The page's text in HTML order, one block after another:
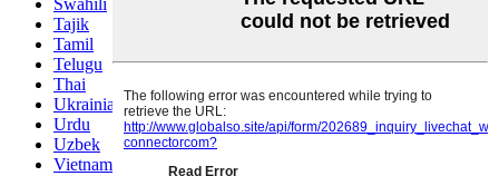
Swahili
Tajik
Tamil
Telugu
Thai
Ukrainian
Urdu
Uzbek
Vietnamese